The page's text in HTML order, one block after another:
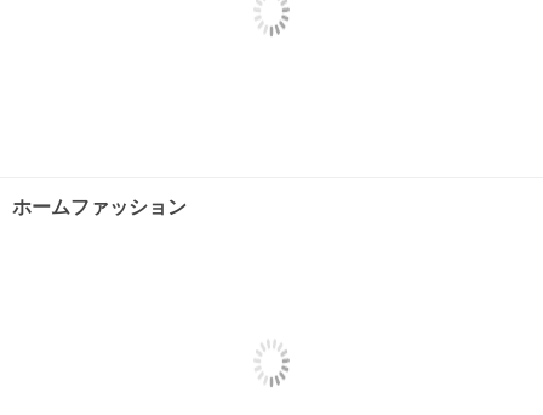
ホームファッション